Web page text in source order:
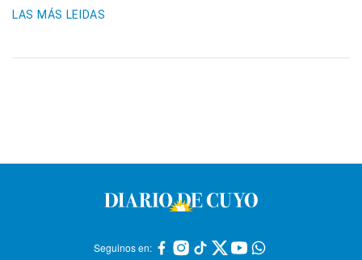
LAS MÁS LEIDAS
Seguinos en: